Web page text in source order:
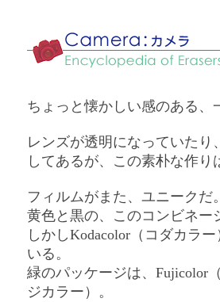
ちょっと懐かしい感のある、
レンズが透明になっていた
してあるが、この素朴な作
フィルムがまた、ユニークだ
黄色と黒の、このコンビネー
しかしKodacolor（コダカラ
いる。
緑のパッケージは、Fujicolor
ジカラー）。